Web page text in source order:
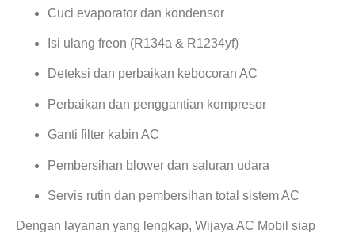
Cuci evaporator dan kondensor
Isi ulang freon (R134a & R1234yf)
Deteksi dan perbaikan kebocoran AC
Perbaikan dan penggantian kompresor
Ganti filter kabin AC
Pembersihan blower dan saluran udara
Servis rutin dan pembersihan total sistem AC
Dengan layanan yang lengkap, Wijaya AC Mobil siap